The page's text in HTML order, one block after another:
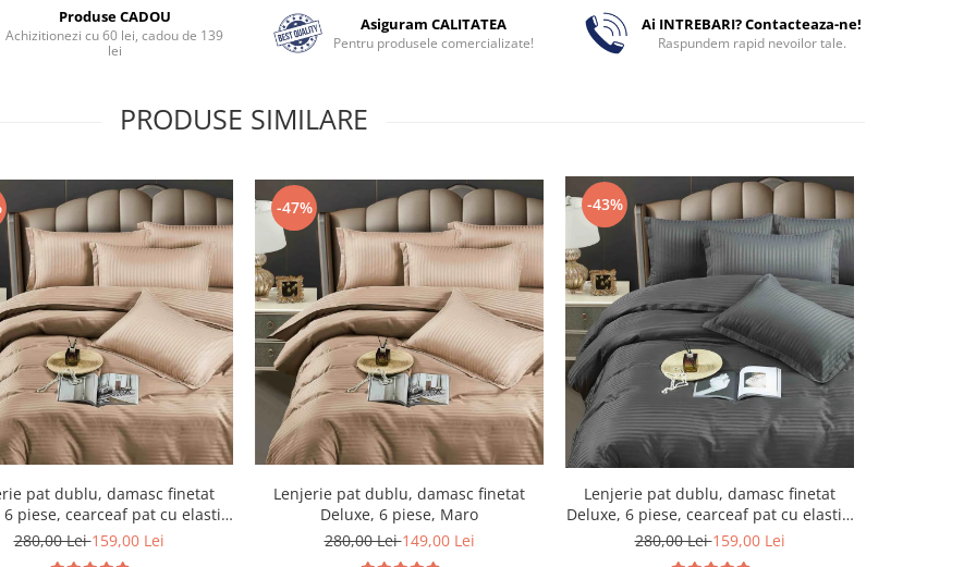
Produse CADOU
Achizitionezi cu 60 lei, cadou de 139
lei
Asiguram CALITATEA
Pentru produsele comercializate!
Ai INTREBARI? Contacteaza-ne!
Raspundem rapid nevoilor tale.
PRODUSE SIMILARE
pat dublu, damasc finetat
6 piese, cearceaf pat cu elastic,
Maro
280,00 Lei159,00 Lei
-47%
Lenjerie pat dublu, damasc finetat
Deluxe, 6 piese, Maro
280,00 Lei149,00 Lei
-43%
Lenjerie pat dublu, damasc finetat
Deluxe, 6 piese, cearceaf pat cu elastic,
Gri Inchis
280,00 Lei159,00 Lei